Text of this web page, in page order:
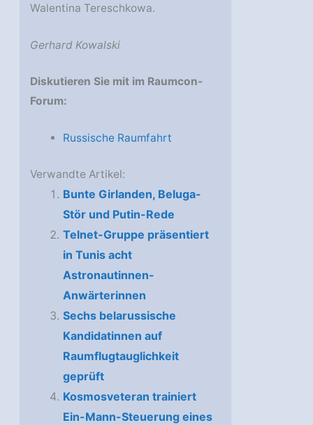
Walentina Tereschkowa.
Gerhard Kowalski
Diskutieren Sie mit im Raumcon-
Forum:
Russische Raumfahrt
Verwandte Artikel:
Bunte Girlanden, Beluga-
Stör und Putin-Rede
Telnet-Gruppe präsentiert
in Tunis acht
Astronautinnen-
Anwärterinnen
Sechs belarussische
Kandidatinnen auf
Raumflugtauglichkeit
geprüft
Kosmosveteran trainiert
Ein-Mann-Steuerung eines